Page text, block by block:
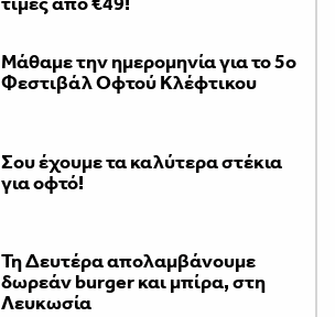
Μάθαμε την ημερομηνία για το 5ο
Φεστιβάλ Οφτού Κλέφτικου
Σου έχουμε τα καλύτερα στέκια
για οφτό!
Τη Δευτέρα απολαμβάνουμε
δωρεάν burger και μπίρα, στη
Λευκωσία